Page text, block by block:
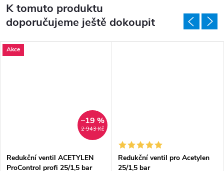
K tomuto produktu
doporučujeme ještě dokoupit
Akce
2 943 Kč
–19 %
Redukční ventil ACETYLEN
ProControl profi 25/1,5 bar
Redukční ventil pro Acetylen
25/1,5 bar